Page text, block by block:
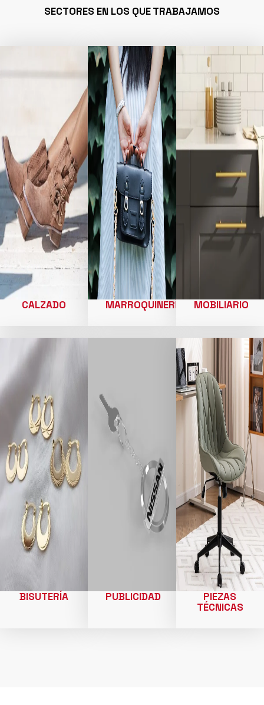
SECTORES EN LOS QUE TRABAJAMOS
CALZADO MARROQUINERÍA MOBILIARIO
BISUTERÍA PUBLICIDAD
PIEZAS
TÉCNICAS